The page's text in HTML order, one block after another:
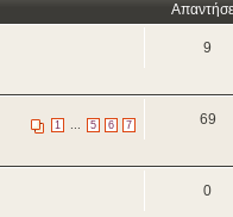
9
1 5 6 7 69
0